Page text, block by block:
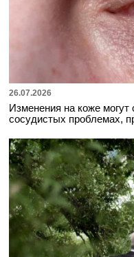
26.07.2026
Изменения на коже могут
сосудистых проблемах,